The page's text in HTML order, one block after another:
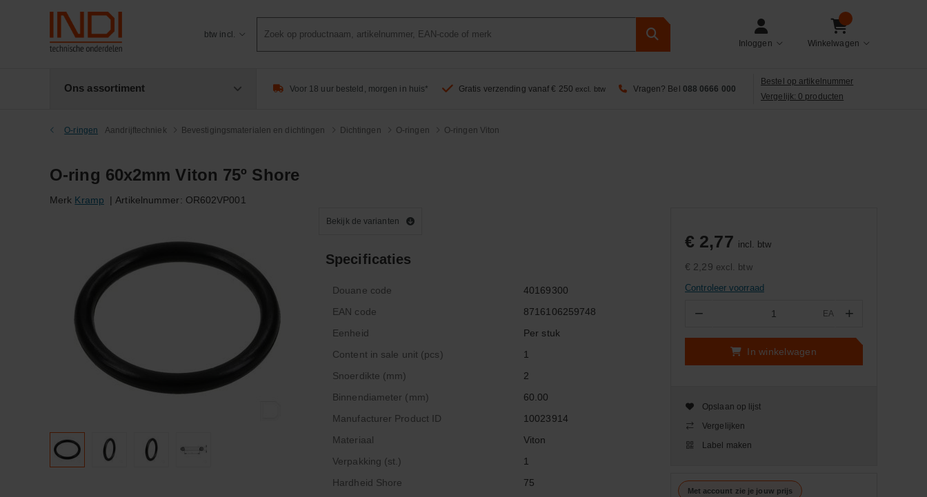
btw incl.
zoeken
Inloggen Winkelwagen
Ons assortiment Voor 18 uur besteld, morgen in huis* Gratis verzending vanaf € 250 excl. btw Vragen? Bel 088 0666 000
Bestel op artikelnummer
Vergelijk: 0 producten
O-ringen Aandrijftechniek Bevestigingsmaterialen en dichtingen Dichtingen O-ringen O-ringen Viton
O-ring 60x2mm Viton 75º Shore
Merk Kramp | Artikelnummer: OR602VP001
Bekijk de varianten
Specificaties
Douane code
40169300
EAN code
8716106259748
Eenheid
Per stuk
Content in sale unit (pcs)
1
Snoerdikte (mm)
2
Binnendiameter (mm)
60.00
Manufacturer Product ID
10023914
Materiaal
Viton
Verpakking (st.)
1
Hardheid Shore
75
€ 2,77 incl. btw
€ 2,29 excl. btw
Controleer voorraad
− EA +
In winkelwagen
Opslaan op lijst
Vergelijken
Label maken
Met account zie je jouw prijs